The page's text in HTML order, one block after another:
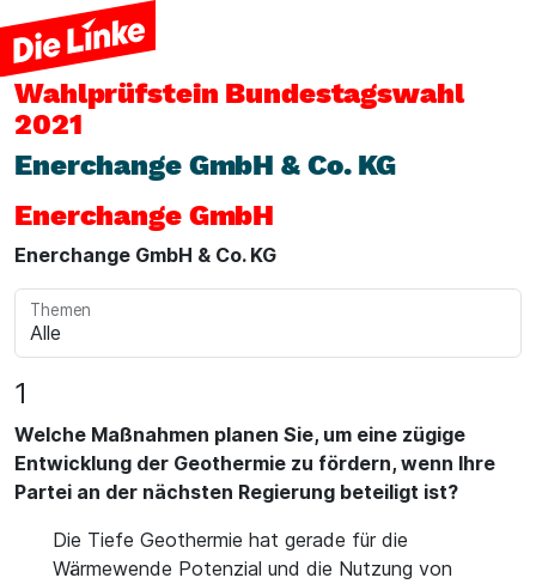
Wahlprüfstein Bundestagswahl
2021
Enerchange GmbH & Co. KG
Enerchange GmbH
Enerchange GmbH & Co. KG
Themen
1
Welche Maßnahmen planen Sie, um eine zügige
Entwicklung der Geothermie zu fördern, wenn Ihre
Partei an der nächsten Regierung beteiligt ist?
Die Tiefe Geothermie hat gerade für die
Wärmewende Potenzial und die Nutzung von